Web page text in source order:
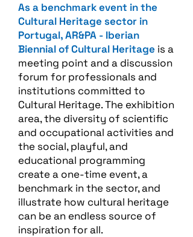
As a benchmark event in the
Cultural Heritage sector in
Portugal, AR&PA - Iberian
Biennial of Cultural Heritage is a
meeting point and a discussion
forum for professionals and
institutions committed to
Cultural Heritage. The exhibition
area, the diversity of scientific
and occupational activities and
the social, playful, and
educational programming
create a one-time event, a
benchmark in the sector, and
illustrate how cultural heritage
can be an endless source of
inspiration for all.